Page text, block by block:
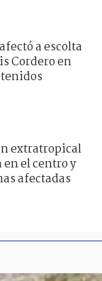
a escolta
Cordero en
extratropical
en el centro y
afectadas